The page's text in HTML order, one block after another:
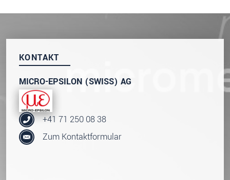
KONTAKT
MICRO-EPSILON (SWISS) AG
+41 71 250 08 38
Zum Kontaktformular